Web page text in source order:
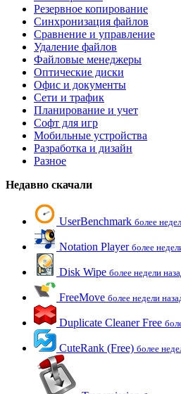
Резервное копирование
Синхронизация файлов
Сравнение и управление
Удаление файлов
Файловые менеджеры
Оптические диски
Офис и документы
Сети и трафик
Планирование и учет
Софт для игр
Мобильные устройства
Разработка и дизайн
Разное
Недавно скачали
UserBenchmark более
Notation Player более
Disk Wipe более недели
FreeMove более недели
Duplicate Cleaner Free
CuteRank (Free) более